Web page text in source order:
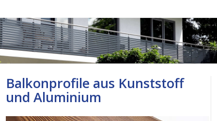
Balkonprofile aus Kunststoff
und Aluminium